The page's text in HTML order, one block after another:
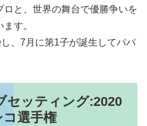
と、世界の舞台で優勝争いを
す。
、7月に第1子が誕生してパパ
セッティング:2020
選手権